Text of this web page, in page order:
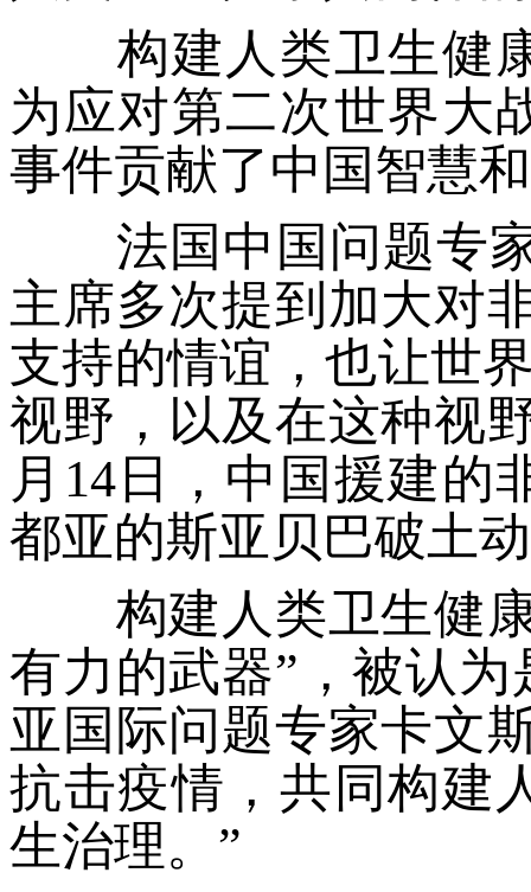
构建人类卫生健康
为应对第二次世界大
事件贡献了中国智慧
法国中国问题专家
主席多次提到加大对
支持的情谊，也让世
视野，以及在这种视
月14日，中国援建的
都亚的斯亚贝巴破土
构建人类卫生健康
有力的武器”，被认
亚国际问题专家卡文
抗击疫情，共同构建
生治理。”